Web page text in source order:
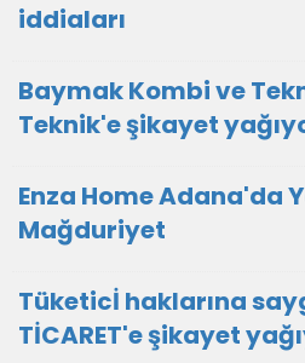
iddiaları
Baymak Kombi ve
Teknik'e şikayet
Enza Home Adana'da
Mağduriyet
Tüketicİ haklarına
TİCARET'e şikayet